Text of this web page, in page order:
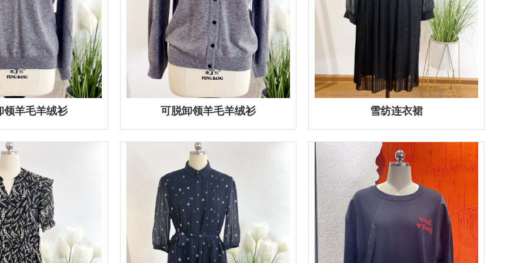
领羊毛羊绒衫 可脱卸领羊毛羊绒衫 雪纺连衣裙